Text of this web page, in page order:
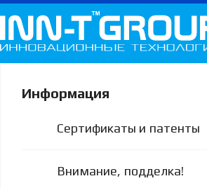
Информация
Сертификаты и патенты
Внимание, подделка!